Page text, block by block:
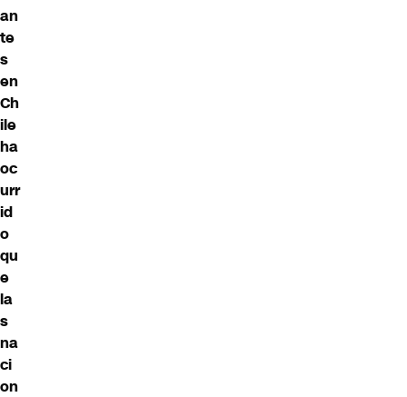
an
te
s
en
Ch
ile
ha
oc
urr
id
o
qu
e
la
s
na
ci
on